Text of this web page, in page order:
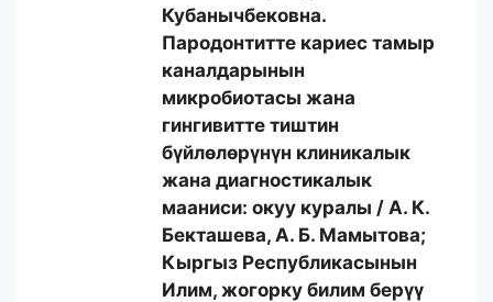
Кубанычбековна.
Пародонтитте кариес тамыр
каналдарынын
микробиотасы жана
гингивитте тиштин
бүйлөлөрүнүн клиникалык
жана диагностикалык
мааниси: окуу куралы / А. К.
Бекташева, А. Б. Мамытова;
Кыргыз Республикасынын
Илим, жогорку билим берүү